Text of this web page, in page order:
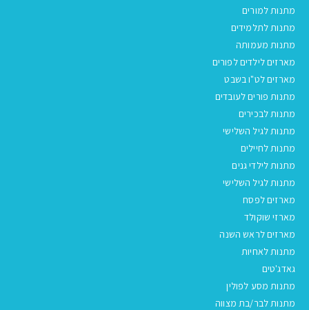
מתנות למורים
מתנות לתלמידים
מתנות מעמותה
מארזים לילדים לפורים
מארזים לט"ו בשבט
מתנות פורים לעובדים
מתנות לבכירים
מתנות לגיל השלישי
מתנות לחיילים
מתנות לילדי גנים
מתנות לגיל השלישי
מארזים לפסח
מארזי שוקולד
מארזים לראש השנה
מתנות לאחיות
גאדג'טים
מתנות מסע לפולין
מתנות לבר/בת מצווה